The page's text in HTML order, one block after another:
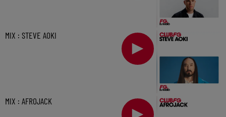
MIX : STEVE AOKI
MIX : AFROJACK